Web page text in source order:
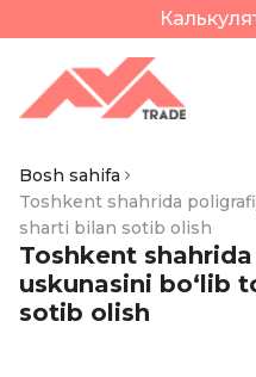
Bosh sahifa
Toshkent shahrida
sharti bilan sotib olish
Toshkent
uskunasini bo‘lib
sotib olish